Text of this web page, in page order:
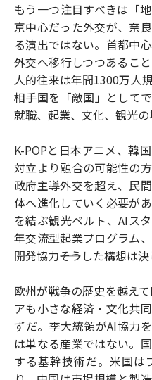
もう一つ注目すべきは「
京中心だった外交が、奈
る演出ではない。首都中
外交へ移行しつつあるこ
人的往来は年間1300万人
相手国を「敵国」として
就職、起業、文化、観光の
K-POPと日本アニメ、韓
対立より融合の可能性の
政府主導外交を超え、民
体へ進化していく必要が
を結ぶ観光ベルト、AIス
年交流型起業プログラム
開発協力――そうした構想は
欧州が戦争の歴史を越え
アも小さな経済・文化共
ずだ。李大統領がAI協力
は単なる産業ではない。
する基幹技術だ。米国